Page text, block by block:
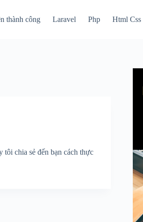
thành công Laravel Php Html Css
tôi chia sẻ đến bạn cách thực